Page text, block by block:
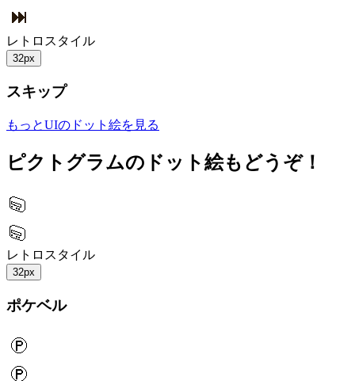
レトロスタイル
32px
スキップ
もっとUIのドット絵を見る
ピクトグラムのドット絵もどうぞ！
レトロスタイル
32px
ポケベル